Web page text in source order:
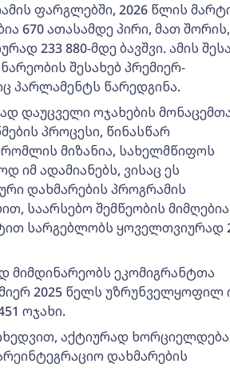
ფარგლებში, 2026 წლის
670 ათასამდე პირი, მათ შორის,
233 880-მდე ბავშვი. ამის
შესახებ პრემიერ-
პარლამენტს წარედგინა.
დაუცველი ოჯახების
პროცესი, წინასწარ
რომლის მიზანია, სახელმწიფოს
ადამიანებს, ვისაც ეს
დახმარების პროგრამის
საარსებო შემწეობის მიმღებია
სარგებლობს ყოველთვიურად
მიმდინარეობს ეკომიგრანტთა
2025 წელს უზრუნველყოფილ
ოჯახი.
აქტიურად ხორციელდება
დახმარების